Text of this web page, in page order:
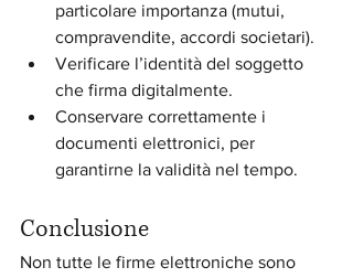
particolare importanza (mutui,
compravendite, accordi societari).
Verificare l’identità del soggetto
che firma digitalmente.
Conservare correttamente i
documenti elettronici, per
garantirne la validità nel tempo.
Conclusione
Non tutte le firme elettroniche sono